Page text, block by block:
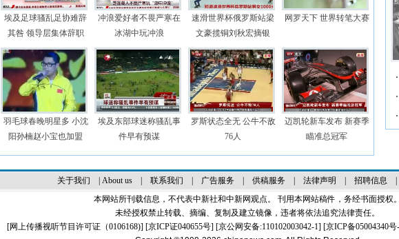
埃及足球骚乱足协难辞
其咎 领导层集体辞职
冲浪爱好者不畏严寒在
冰湖中玩冲浪
速滑世界杯俄罗斯站梁
文豪揽铜刘秋宏摘银
网罗天下 世界转笔大赛
羽毛球春晚明星多 小沈
阳孙楠赵小宝也加盟
埃及东部球迷称骚乱事
件早有预谋
罗斯状态全无 公牛不敌
76人
迈凯轮新车发布 新赛季
瞄准总冠军
关于我们 About us| 联系我们 广告服务| 供稿服务| 法律声明 招聘信息
本网站所刊载信息，不代表中新社和中新网观点。 刊用本网站稿件，务经书面授权。
未经授权禁止转载、摘编、复制及建立镜像，违者将依法追究法律责任。
[网上传播视听节目许可证（0106168)] [京ICP证040655号] [京公网安备:110102003042-1] [京ICP备05004340号